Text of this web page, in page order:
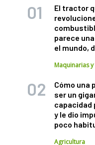
El tractor
parece
el mundo,
Maquinarias
Cómo una
ser un
capacidad
y le dio
poco
Agricultura